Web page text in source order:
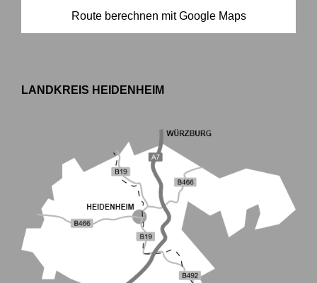
Route berechnen mit Google Maps
LANDKREIS HEIDENHEIM